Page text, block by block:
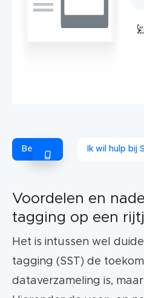
Bel ons! Ik wil hulp bij
Voordelen en
tagging op een
Het is intussen wel
tagging (SST) de
dataverzameling is,